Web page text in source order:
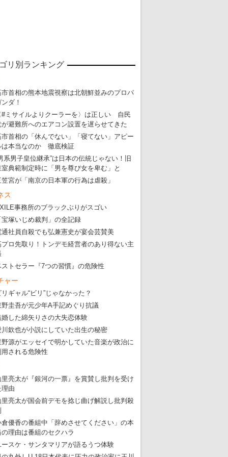
リ別ランキング
市首相の熊本地震視察は北朝鮮並みのプロパ
ンダ！
#ミサイルよりクーラーを〉は正しい 自民
が避難所へのエアコン設置を遅らせてきた
市首相の「休んでない」「寝てない」アピー
は本当なのか 徹底検証
系男子皇位継承”は日本の伝統じゃない！旧
室典範制定時に「男を尊び女を卑む」と
笠宮が「南京の日本軍の行為は虐殺」
ス
事務所のブラックぶりがスゴい
宝塚いじめ裁判」の全記録
通社員自殺でも弘兼憲史が宴会芸賛美
プロ先取り！トンデモ経営者のあり得ない主
ストセラー『7つの習慣』の危険性
ャー
リギャル“ビリ”じゃなかった？
野圭吾が元少年A手記めぐり抗議
婚した綿矢りさの大失恋体験
川欽也が小説にしていた出生の秘密
野源がエッセイで明かしていた音楽が政治に
用される危険性
里亮太が『銀河の一票』を賞賛し批判を受け
理由
里亮太が国会前デモを捻じ曲げ解説し批判殺
倉優香の番組中「辞めさせてください」の本
の理由は番組のセクハラ
ースケ・サンタマリアが語るうつ体験